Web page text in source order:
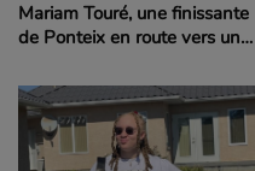
Mariam Touré, une finissante
de Ponteix en route vers une
avocate